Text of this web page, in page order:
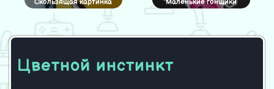
Скользящая картинка Маленькие гонщики
Курорт для мозга Лондонский автобус
Цветной инстинкт